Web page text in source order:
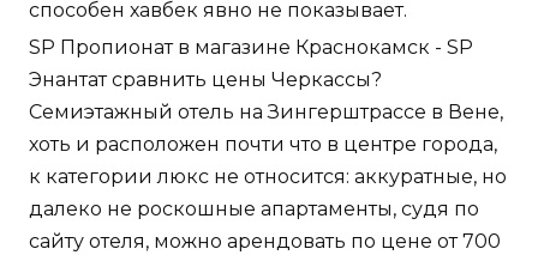
способен хавбек явно не показывает.
SP Пропионат в магазине Краснокамск - SP
Энантат сравнить цены Черкассы?
Семиэтажный отель на Зингерштрассе в Вене,
хоть и расположен почти что в центре города,
к категории люкс не относится: аккуратные, но
далеко не роскошные апартаменты, судя по
сайту отеля, можно арендовать по цене от 700